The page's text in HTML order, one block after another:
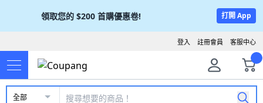
領取您的 $200 首購優惠卷! 打開 App
客服中心
註冊會員
登入
全部